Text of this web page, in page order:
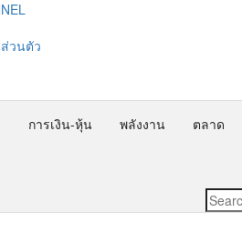
วนตัว
การเงิน-หุ้น พลังงาน ตลาด